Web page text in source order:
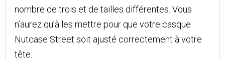
nombre de trois et de tailles différentes. Vous
n’aurez qu’à les mettre pour que votre casque
Nutcase Street soit ajusté correctement à votre
tête.